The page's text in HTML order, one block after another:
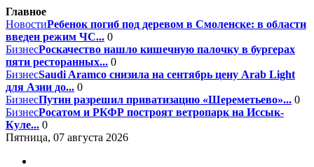
Главное
НовостиРебенок погиб под деревом в Смоленске: в области
введен режим ЧС... 0
БизнесРоскачество нашло кишечную палочку в бургерах
пяти ресторанных... 0
БизнесSaudi Aramco снизила на сентябрь цену Arab Light
для Азии до... 0
БизнесПутин разрешил приватизацию «Шереметьево»... 0
БизнесРосатом и РКФР построят ветропарк на Иссык-
Куле... 0
Пятница, 07 августа 2026